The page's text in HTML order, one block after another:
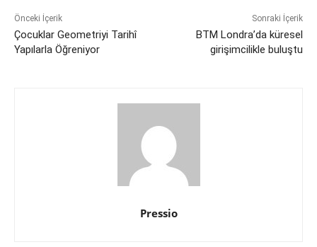
Önceki İçerik
Çocuklar Geometriyi Tarihî
Yapılarla Öğreniyor
Sonraki İçerik
BTM Londra’da küresel
girişimcilikle buluştu
Pressio